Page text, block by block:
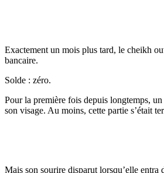
Exactement un mois plus tard, le cheikh
bancaire.
Solde : zéro.
Pour la première fois depuis longtemps,
son visage. Au moins, cette partie s’était
Mais son sourire disparut lorsqu’elle entra